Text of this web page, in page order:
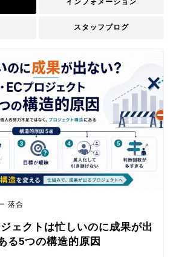
インフォメーション
スタッフブログ
落合
ェクトは忙しいのに成果が出
る5つの構造的原因